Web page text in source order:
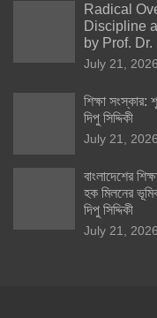
Radical
Discipline
by Prof.
July 21, 2026
শিক্ষা
দিপু সিদ্দিকী
July 21, 2026
বাংলাদেশের
হক মিলনের
দিপু সিদ্দিকী
July 21, 2026